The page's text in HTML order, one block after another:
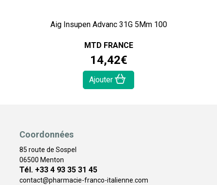
Aig Insupen Advanc 31G 5Mm 100
MTD FRANCE
14,42€
Ajouter
Coordonnées
85 route de Sospel
06500 Menton
Tél. +33 4 93 35 31 45
contact@pharmacie-franco-italienne.com